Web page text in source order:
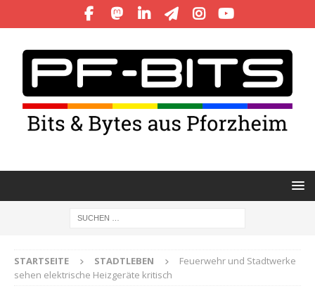
STARTSEITE STADTLEBEN
Feuerwehr und Stadtwerke
sehen elektrische Heizgeräte kritisch